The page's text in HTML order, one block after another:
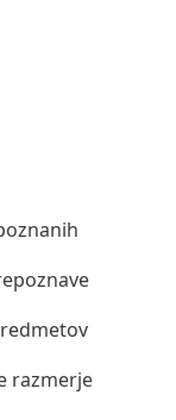
razmerje